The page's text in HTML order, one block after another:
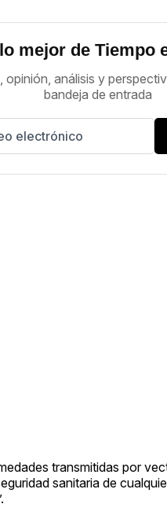
mejor de Tiempo
opinión, análisis y
bandeja de entrada
transmitidas por
sanitaria de